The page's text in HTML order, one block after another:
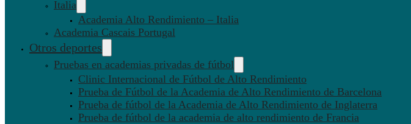
Italia
Academia Alto Rendimiento – Italia
Academia Cascais Portugal
Otros deportes
Pruebas en academias privadas de fútbol
Clinic Internacional de Fútbol de Alto Rendimiento
Prueba de Fútbol de la Academia de Alto Rendimiento de Barcelona
Prueba de fútbol de la Academia de Alto Rendimiento de Inglaterra
Prueba de fútbol de la academia de alto rendimiento de Francia